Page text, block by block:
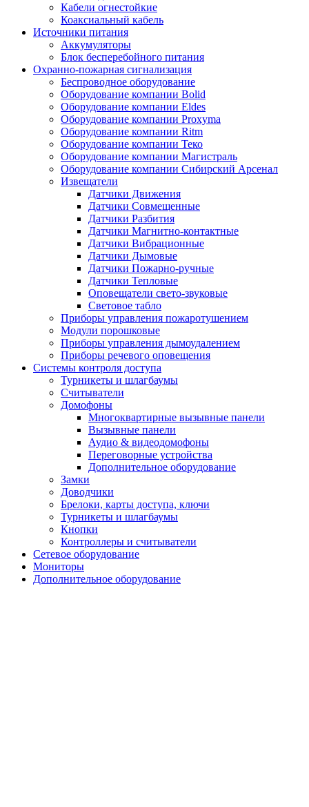
Кабели огнестойкие
Коаксиальный кабель
Источники питания
Аккумуляторы
Блок бесперебойного питания
Охранно-пожарная сигнализация
Беспроводное оборудование
Оборудование компании Bolid
Оборудование компании Eldes
Оборудование компании Proxyma
Оборудование компании Ritm
Оборудование компании Теко
Оборудование компании Магистраль
Оборудование компании Сибирский Арсенал
Извещатели
Датчики Движения
Датчики Совмещенные
Датчики Разбития
Датчики Магнитно-контактные
Датчики Вибрационные
Датчики Дымовые
Датчики Пожарно-ручные
Датчики Тепловые
Оповещатели свето-звуковые
Световое табло
Приборы управления пожаротушением
Модули порошковые
Приборы управления дымоудалением
Приборы речевого оповещения
Системы контроля доступа
Турникеты и шлагбаумы
Cчитыватели
Домофоны
Многоквартирные вызывные панели
Вызывные панели
Аудио & видеодомофоны
Переговорные устройства
Дополнительное оборудование
Замки
Доводчики
Брелоки, карты доступа, ключи
Турникеты и шлагбаумы
Кнопки
Контроллеры и считыватели
Сетевое оборудование
Мониторы
Дополнительное оборудование